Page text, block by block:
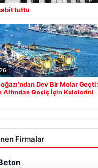
tuttu
Dev Bir Molar Geçti:
Altından Geçiş İçin Kulelerini
Firmalar